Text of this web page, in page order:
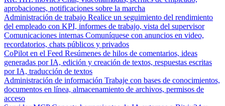
aprobaciones, notificaciones sobre la marcha
Administración de trabajo Realice un seguimiento del rendimiento
del empleado con KPI, informes de trabajo, vista del supervisor
Comunicaciones internas Comuníquese con anuncios en video,
recordatorios, chats públicos y privados
CoPilot en el Feed Resúmenes de hilos de comentarios, ideas
generadas por IA, edición y creación de textos, respuestas escritas
por IA, traducción de textos
Administración de información Trabaje con bases de conocimientos,
documentos en línea, almacenamiento de archivos, permisos de
acceso